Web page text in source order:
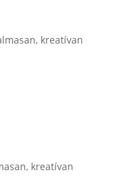
kreatívan
kreatívan